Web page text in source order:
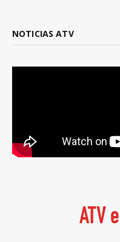
NOTICIAS ATV